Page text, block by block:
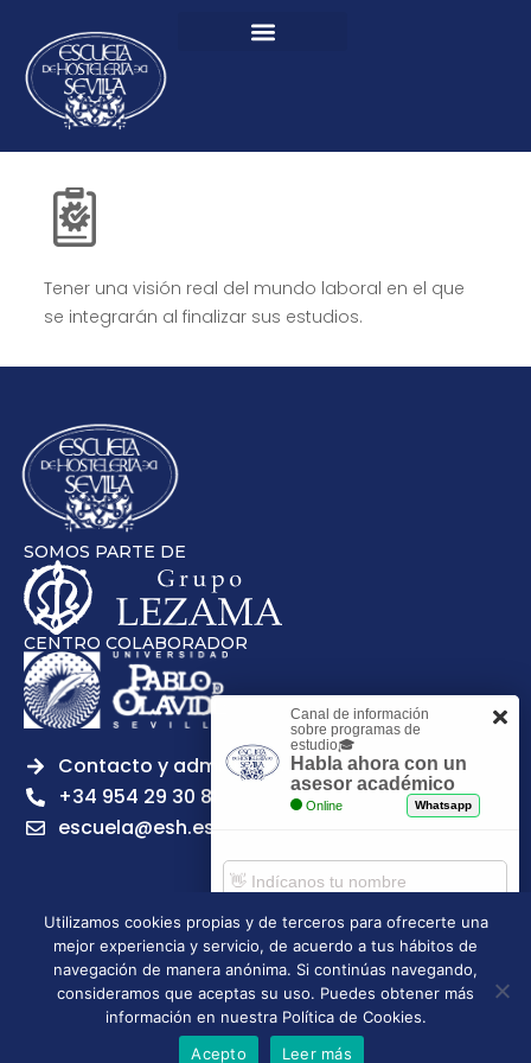
Tener una visión real del mundo laboral en el que
se integrarán al finalizar sus estudios.
SOMOS PARTE DE
CENTRO COLABORADOR
Contacto y admisiones
+34 954 29 30 81
escuela@esh.es
Aviso legal Política de Privacidad
Política de Cookies
Política de calidad
Tablón de anuncios
Escuela Superior de Hostelería de Sevilla | 2026 | Todos los
derechos reservados
Utilizamos cookies propias y de terceros para ofrecerte una
mejor experiencia y servicio, de acuerdo a tus hábitos de
navegación de manera anónima. Si continúas navegando,
consideramos que aceptas su uso. Puedes obtener más
información en nuestra Política de Cookies.
Acepto
Leer más
Canal de información
sobre programas de
estudio🎓
Habla ahora con un
asesor académico
Online Whatsapp
Comenzar chat